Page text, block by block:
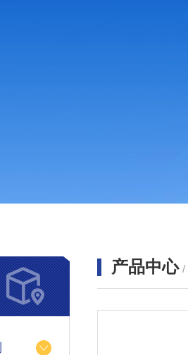
产品中心 /